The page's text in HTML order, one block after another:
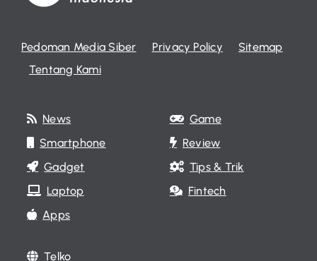
Pedoman Media Siber Privacy Policy
Sitemap
Tentang Kami
News
Smartphone
Gadget
Laptop
Apps
Game
Review
Tips & Trik
Fintech
Telko